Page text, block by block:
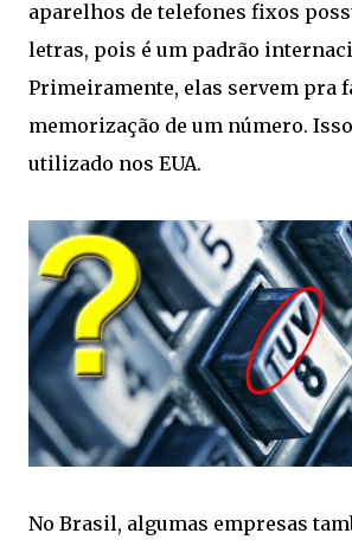
aparelhos de telefones fixos
letras, pois é um padrão
Primeiramente, elas servem pra
memorização de um número.
utilizado nos EUA.
No Brasil, algumas empresas